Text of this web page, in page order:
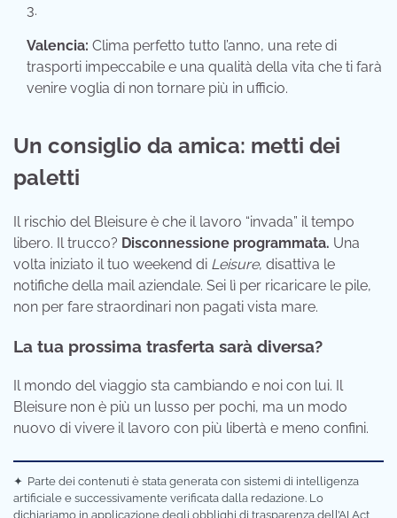
Valencia: Clima perfetto tutto l’anno, una rete di
trasporti impeccabile e una qualità della vita che ti farà
venire voglia di non tornare più in ufficio.
Un consiglio da amica: metti dei
paletti
Il rischio del Bleisure è che il lavoro “invada” il tempo
libero. Il trucco? Disconnessione programmata. Una
volta iniziato il tuo weekend di Leisure, disattiva le
notifiche della mail aziendale. Sei lì per ricaricare le pile,
non per fare straordinari non pagati vista mare.
La tua prossima trasferta sarà diversa?
Il mondo del viaggio sta cambiando e noi con lui. Il
Bleisure non è più un lusso per pochi, ma un modo
nuovo di vivere il lavoro con più libertà e meno confini.
✦ Parte dei contenuti è stata generata con sistemi di intelligenza
artificiale e successivamente verificata dalla redazione. Lo
dichiariamo in applicazione degli obblighi di trasparenza dell’AI Act